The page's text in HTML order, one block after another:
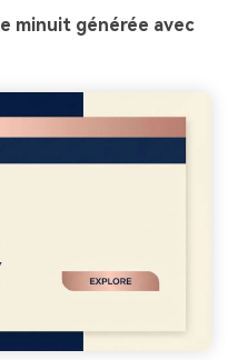
minuit générée avec